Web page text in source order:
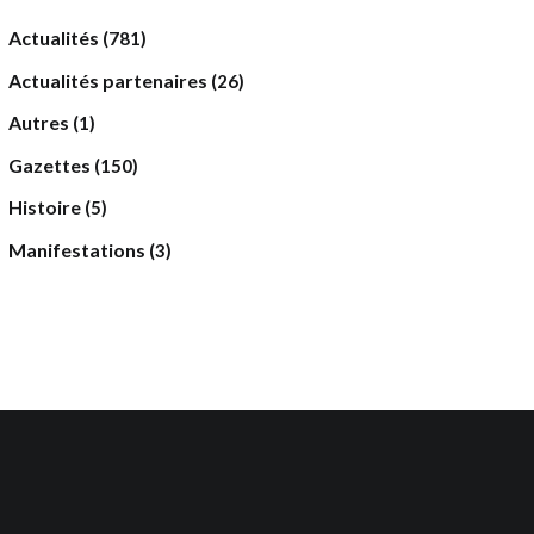
Actualités (781)
Actualités partenaires (26)
Autres (1)
Gazettes (150)
Histoire (5)
Manifestations (3)